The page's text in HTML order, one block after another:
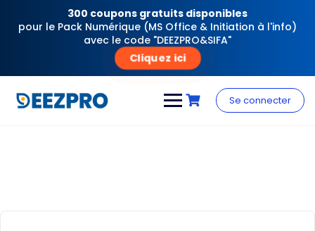
300 coupons gratuits disponibles
pour le Pack Numérique (MS Office & Initiation à l'info)
avec le code "DEEZPRO&SIFA"
Cliquez ici
content
Se connecter